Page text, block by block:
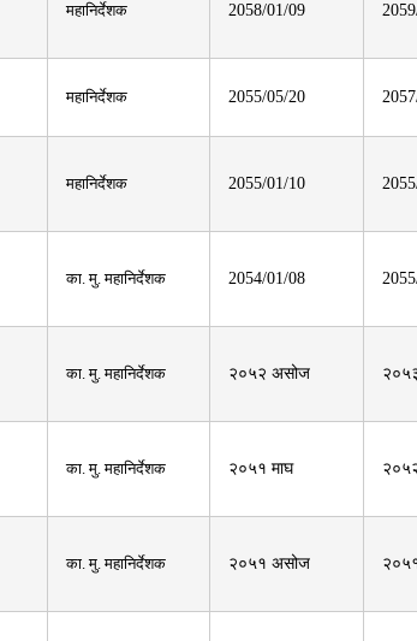
महानिर्देशक 2058/01/09
महानिर्देशक 2055/05/20
महानिर्देशक 2055/01/10
का. मु. महानिर्देशक 2054/01/08
का. मु. महानिर्देशक २०५२ असोज
का. मु. महानिर्देशक २०५१ माघ
का. मु. महानिर्देशक २०५१ असोज